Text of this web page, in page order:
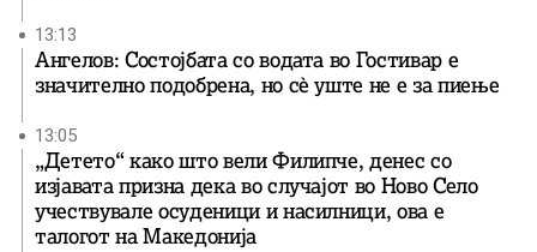
13:13
Ангелов: Состојбата со водата во Гостивар е
значително подобрена, но сè уште не е за пиење
13:05
„Детето“ како што вели Филипче, денес со
изјавата призна дека во случајот во Ново Село
учествувале осуденици и насилници, ова е
талогот на Македонија